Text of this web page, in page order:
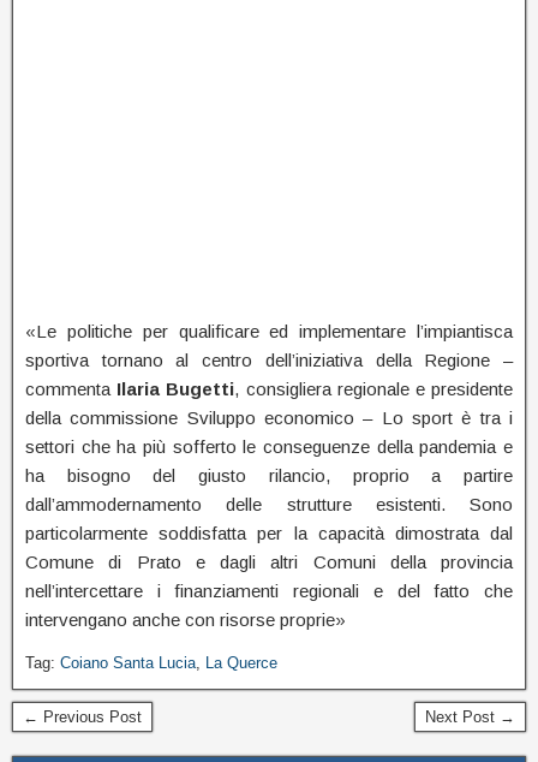
«Le politiche per qualificare ed implementare l’impiantisca
sportiva tornano al centro dell’iniziativa della Regione –
commenta Ilaria Bugetti, consigliera regionale e presidente
della commissione Sviluppo economico – Lo sport è tra i
settori che ha più sofferto le conseguenze della pandemia e
ha bisogno del giusto rilancio, proprio a partire
dall’ammodernamento delle strutture esistenti. Sono
particolarmente soddisfatta per la capacità dimostrata dal
Comune di Prato e dagli altri Comuni della provincia
nell’intercettare i finanziamenti regionali e del fatto che
intervengano anche con risorse proprie»
Tag: Coiano Santa Lucia, La Querce
← Previous Post Next Post →